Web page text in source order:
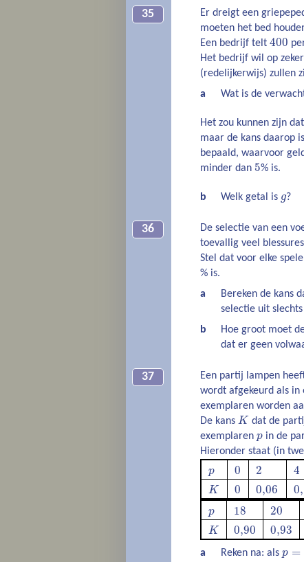
35 Er dreigt een
moeten het bed
Een bedrijf telt 400
Het bedrijf wil op
(redelijkerwijs) zullen
a
Wat is de
Het zou kunnen zijn dat
maar de kans daarop
bepaald, waarvoor
minder dan 5% is.
b Welk getal is g?
36
De selectie van een
toevallig veel
Stel dat voor elke
% is.
a
Bereken de kans
selectie uit slechts
b
Hoe groot moet
dat er geen
37
Een partij lampen
wordt afgekeurd als in
exemplaren worden
De kans K dat de
exemplaren p in de
Hieronder staat (in
p
0 2 4
K 0 0,06
p 18 20
K 0,90 0,93
a Reken na: als p =